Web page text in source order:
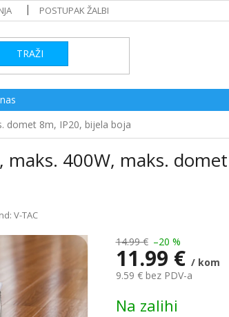
POSTUPAK ŽALBI
TRAŽI
domet 8m, IP20, bijela boja
400W, maks.
V-TAC
14.99 € –20 %
11.99 € / kom
9.59 € bez PDV-a
price:
Na zalihi